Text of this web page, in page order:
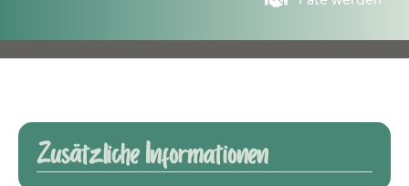
Zusätzliche Informationen